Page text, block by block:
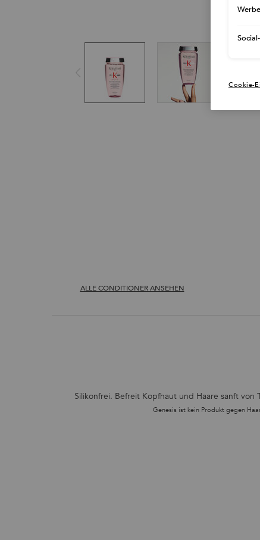
ALLE CONDITIONER ANSEHEN
Silikonfrei. Befreit Kopfhaut und Haare sanft
Genesis ist kein Produkt gegen
Cookie-